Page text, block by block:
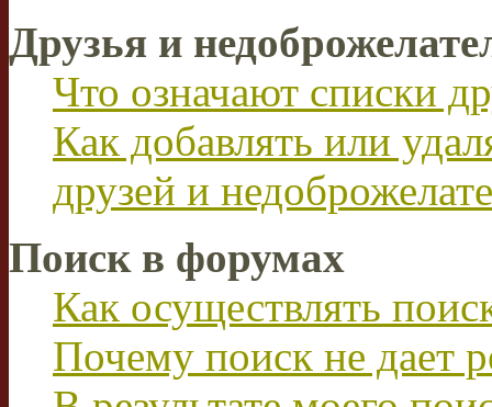
Друзья и
Что означают списки
Как добавлять или
друзей и
Поиск в форумах
Как осуществлять
Почему поиск не дает